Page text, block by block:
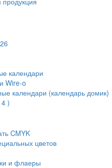
календари
Wire-o
календари (календарь домик)
)
CMYK
цветов
и флаеры